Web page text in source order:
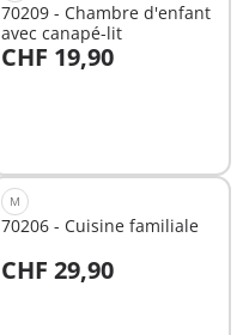
70209 - Chambre d'enfant
avec canapé-lit
CHF 19,90
Au panier
M
70206 - Cuisine familiale
CHF 29,90
Au panier